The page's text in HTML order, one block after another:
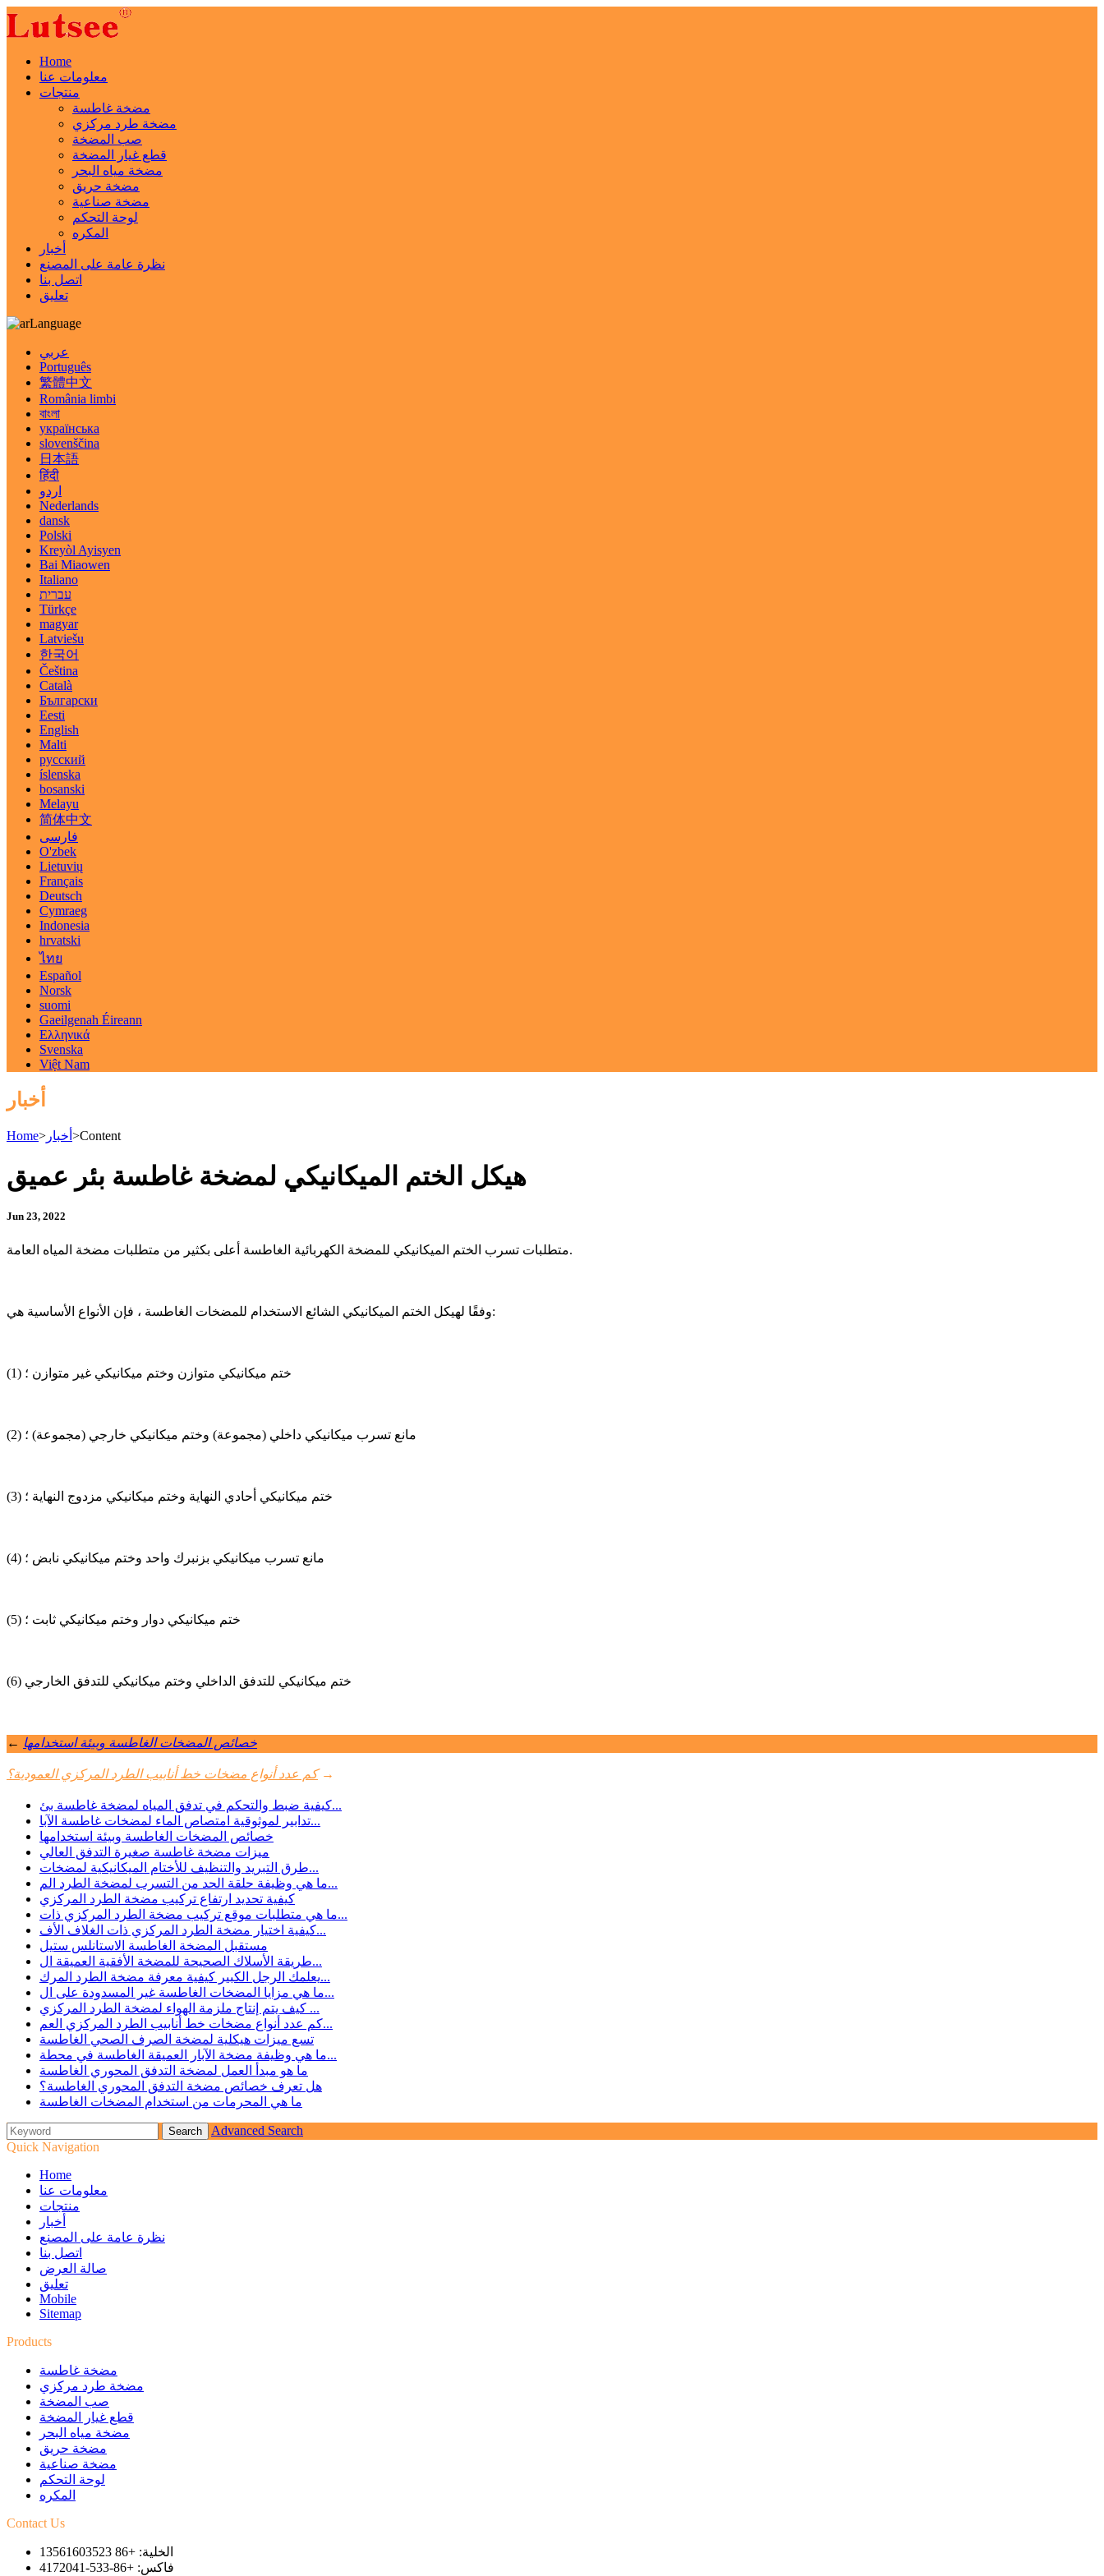
Home
معلومات عنا
منتجات
مضخة غاطسة
مضخة طرد مركزي
صب المضخة
قطع غيار المضخة
مضخة مياه البحر
مضخة حريق
مضخة صناعية
لوحة التحكم
المكره
أخبار
نظرة عامة على المصنع
اتصل بنا
تعليق
Language
عربي
Português
繁體中文
România limbi
বাংলা
українська
slovenščina
日本語
हिंदी
اردو
Nederlands
dansk
Polski
Kreyòl Ayisyen
Bai Miaowen
Italiano
עברית
Türkçe
magyar
Latviešu
한국어
Čeština
Català
Български
Eesti
English
Malti
русский
íslenska
bosanski
Melayu
简体中文
فارسی
O'zbek
Lietuvių
Français
Deutsch
Cymraeg
Indonesia
hrvatski
ไทย
Español
Norsk
suomi
Gaeilgenah Éireann
Ελληνικά
Svenska
Việt Nam
أخبار
Home> أخبار >Content
هيكل الختم الميكانيكي لمضخة غاطسة بئر عميق
Jun 23, 2022
متطلبات تسرب الختم الميكانيكي للمضخة الكهربائية الغاطسة أعلى بكثير من متطلبات مضخة المياه العامة.
وفقًا لهيكل الختم الميكانيكي الشائع الاستخدام للمضخات الغاطسة ، فإن الأنواع الأساسية هي:
(1) ختم ميكانيكي متوازن وختم ميكانيكي غير متوازن ؛
(2) مانع تسرب ميكانيكي داخلي (مجموعة) وختم ميكانيكي خارجي (مجموعة) ؛
(3) ختم ميكانيكي أحادي النهاية وختم ميكانيكي مزدوج النهاية ؛
(4) مانع تسرب ميكانيكي بزنبرك واحد وختم ميكانيكي نابض ؛
(5) ختم ميكانيكي دوار وختم ميكانيكي ثابت ؛
(6) ختم ميكانيكي للتدفق الداخلي وختم ميكانيكي للتدفق الخارجي
← خصائص المضخات الغاطسة وبيئة استخدامها
كم عدد أنواع مضخات خط أنابيب الطرد المركزي العمودية؟ →
كيفية ضبط والتحكم في تدفق المياه لمضخة غاطسة بئ...
تدابير لموثوقية امتصاص الماء لمضخات غاطسة الآبا...
خصائص المضخات الغاطسة وبيئة استخدامها
ميزات مضخة غاطسة صغيرة التدفق العالي
طرق التبريد والتنظيف للأختام الميكانيكية لمضخات...
ما هي وظيفة حلقة الحد من التسرب لمضخة الطرد الم...
كيفية تحديد ارتفاع تركيب مضخة الطرد المركزي
ما هي متطلبات موقع تركيب مضخة الطرد المركزي ذات...
كيفية اختيار مضخة الطرد المركزي ذات الغلاف الأف...
مستقبل المضخة الغاطسة الاستانلس ستيل
طريقة الأسلاك الصحيحة للمضخة الأفقية العميقة ال...
يعلمك الرجل الكبير كيفية معرفة مضخة الطرد المرك...
ما هي مزايا المضخات الغاطسة غير المسدودة على ال...
كيف يتم إنتاج ملزمة الهواء لمضخة الطرد المركزي ...
كم عدد أنواع مضخات خط أنابيب الطرد المركزي العم...
تسع ميزات هيكلية لمضخة الصرف الصحي الغاطسة
ما هي وظيفة مضخة الآبار العميقة الغاطسة في محطة...
ما هو مبدأ العمل لمضخة التدفق المحوري الغاطسة
هل تعرف خصائص مضخة التدفق المحوري الغاطسة؟
ما هي المحرمات من استخدام المضخات الغاطسة
Advanced Search
Quick Navigation
Home
معلومات عنا
منتجات
أخبار
نظرة عامة على المصنع
اتصل بنا
صالة العرض
تعليق
Mobile
Sitemap
Products
مضخة غاطسة
مضخة طرد مركزي
صب المضخة
قطع غيار المضخة
مضخة مياه البحر
مضخة حريق
مضخة صناعية
لوحة التحكم
المكره
Contact Us
الخلية: +86 13561603523
فاكس: +86-533-4172041